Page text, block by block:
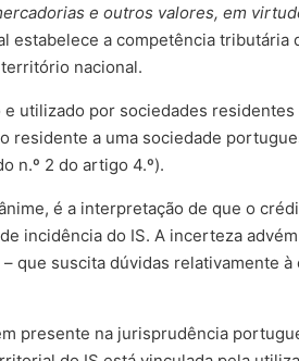
e outros valores, em
estabelece a competência
nacional.
utilizado por sociedades
residente a uma sociedade
n.º 2 do artigo 4.º).
é a interpretação de que o
incidência do IS. A incerteza advém
– que suscita dúvidas relativamente
presente na jurisprudência